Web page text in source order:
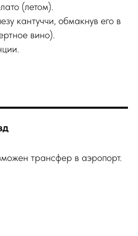
(летом).
кантуччи, обмакнув его в
вино).
трансфер в аэропорт.